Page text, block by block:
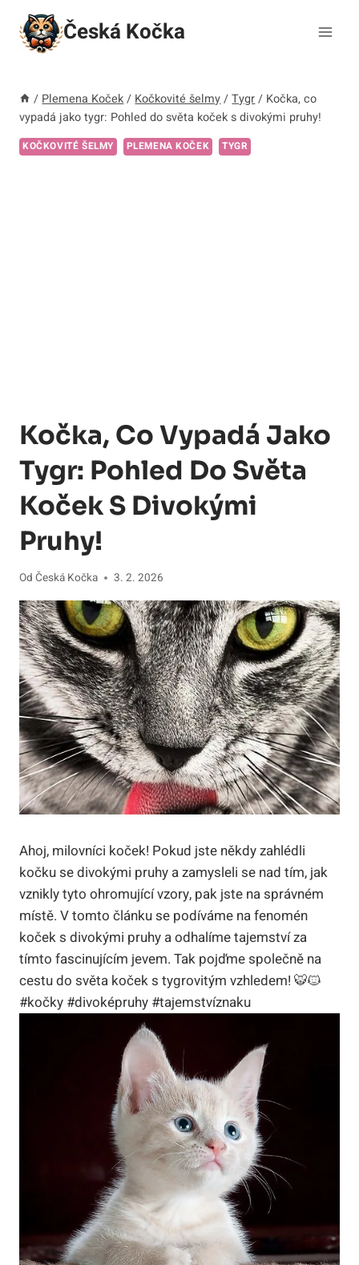
Přeskočit
obsah
Česká Kočka
/ Plemena Koček / Kočkovité šelmy / Tygr / Kočka, co
vypadá jako tygr: Pohled do světa koček s divokými pruhy!
KOČKOVITÉ ŠELMY PLEMENA KOČEK TYGR
Kočka, Co Vypadá Jako
Tygr: Pohled Do Světa
Koček S Divokými
Pruhy!
Od Česká Kočka 3. 2. 2026
Ahoj, milovníci koček! Pokud jste někdy zahlédli
kočku se divokými pruhy a zamysleli se nad tím, jak
vznikly tyto ohromující vzory, pak jste na správném
místě. V tomto článku se podíváme na fenomén
koček s divokými pruhy a odhalíme tajemství za
tímto fascinujícím jevem. Tak pojďme společně na
cestu do světa koček s tygrovitým vzhledem! 🐯🐱
#kočky #divoképruhy #tajemstvíznaku